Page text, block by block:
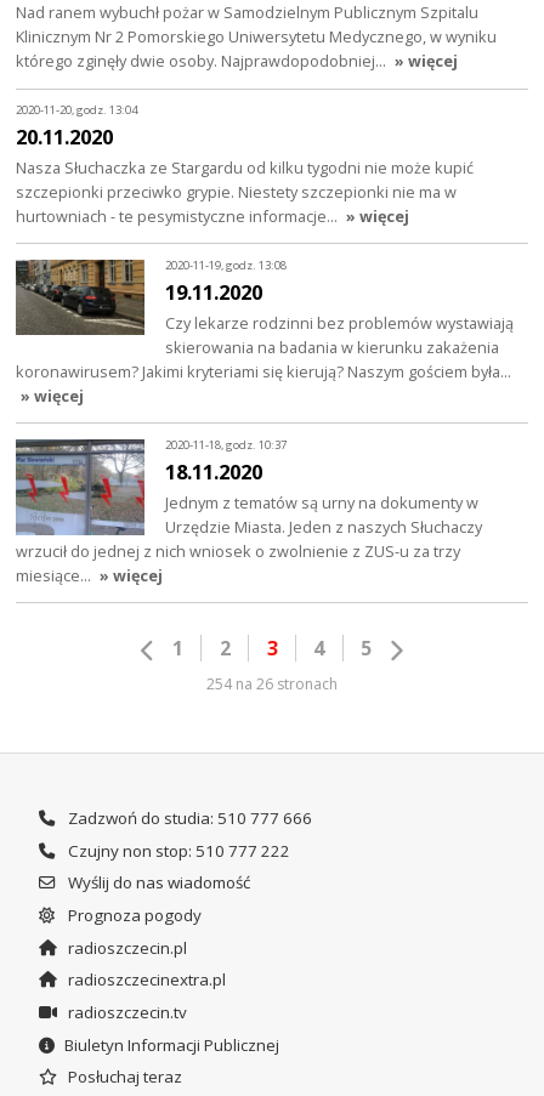
Nad ranem wybuchł pożar w Samodzielnym Publicznym Szpitalu
Klinicznym Nr 2 Pomorskiego Uniwersytetu Medycznego, w wyniku
którego zginęły dwie osoby. Najprawdopodobniej… » więcej
2020-11-20, godz. 13:04
20.11.2020
Nasza Słuchaczka ze Stargardu od kilku tygodni nie może kupić
szczepionki przeciwko grypie. Niestety szczepionki nie ma w
hurtowniach - te pesymistyczne informacje… » więcej
2020-11-19, godz. 13:08
19.11.2020
Czy lekarze rodzinni bez problemów wystawiają
skierowania na badania w kierunku zakażenia
koronawirusem? Jakimi kryteriami się kierują? Naszym gościem była…
» więcej
2020-11-18, godz. 10:37
18.11.2020
Jednym z tematów są urny na dokumenty w
Urzędzie Miasta. Jeden z naszych Słuchaczy
wrzucił do jednej z nich wniosek o zwolnienie z ZUS-u za trzy
miesiące… » więcej
1 2 3 4 5
254 na 26 stronach
Zadzwoń do studia: 510 777 666
Czujny non stop: 510 777 222
Wyślij do nas wiadomość
Prognoza pogody
radioszczecin.pl
radioszczecinextra.pl
radioszczecin.tv
Biuletyn Informacji Publicznej
Posłuchaj teraz